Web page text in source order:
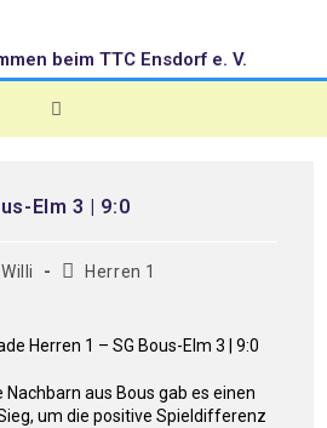
beim TTC Ensdorf e. V.
Elm 3 | 9:0
Willi Herren 1
Nachbarn aus Bous gab es einen
um die positive Spieldifferenz